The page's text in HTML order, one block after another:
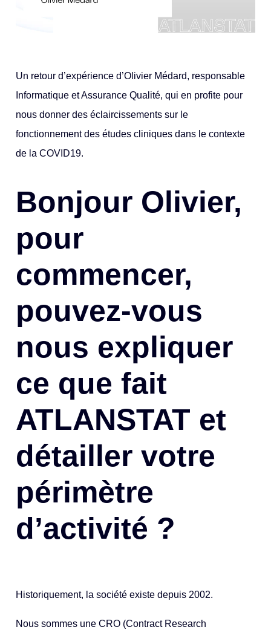
Un retour d’expérience d’Olivier Médard, responsable
Informatique et Assurance Qualité, qui en profite pour
nous donner des éclaircissements sur le
fonctionnement des études cliniques dans le contexte
de la COVID19.
Bonjour Olivier,
pour
commencer,
pouvez-vous
nous expliquer
ce que fait
ATLANSTAT et
détailler votre
périmètre
d’activité ?
Historiquement, la société existe depuis 2002.
Nous sommes une CRO (Contract Research